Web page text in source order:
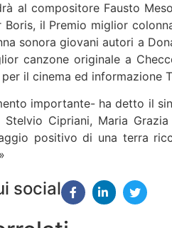
al compositore Fausto
Boris, il Premio miglior
sonora giovani autori a
canzone originale a
il cinema ed informazione
importante- ha detto il
Stelvio Cipriani, Maria
positivo di una terra
social